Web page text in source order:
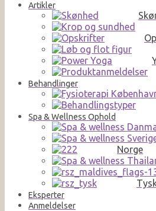
Artikler
Behandlinger
Spa & Wellness Ophold
Norge
Eksperter
Anmeldelser